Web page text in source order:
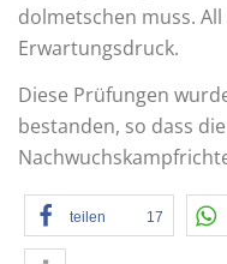
dolmetschen muss.
Erwartungsdruck.
Diese Prüfungen
bestanden, so dass
teilen 17